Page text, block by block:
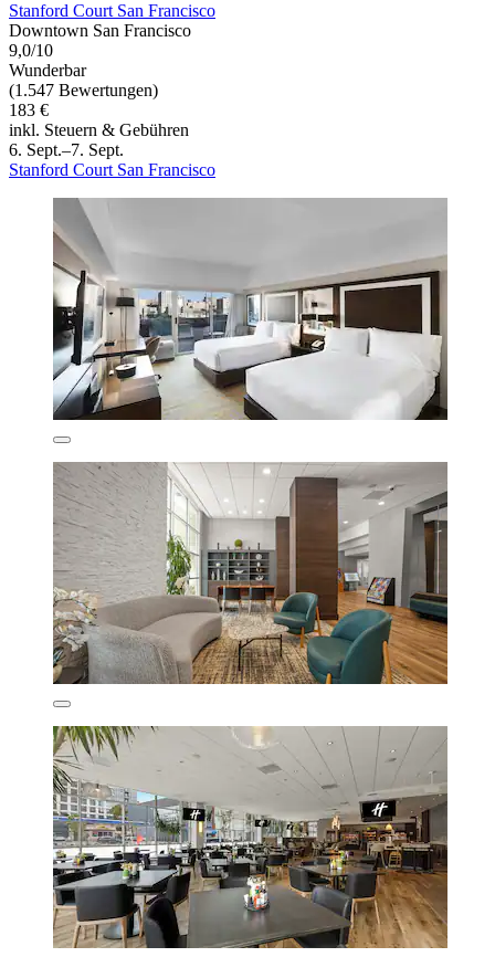
Stanford Court San Francisco
Downtown San Francisco
9,0/10
Wunderbar
(1.547 Bewertungen)
183 €
inkl. Steuern & Gebühren
6. Sept.–7. Sept.
Stanford Court San Francisco